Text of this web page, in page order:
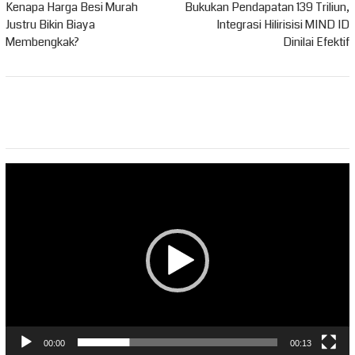
pos
Kenapa Harga Besi Murah
Justru Bikin Biaya
Membengkak?
Bukukan Pendapatan 139 Triliun,
Integrasi Hilirisisi MIND ID
Dinilai Efektif
00:00 00:13